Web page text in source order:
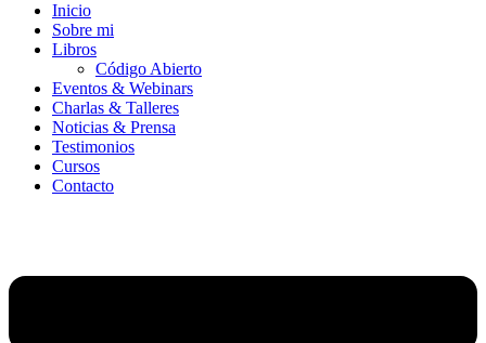
Inicio
Sobre mi
Libros
Código Abierto
Eventos & Webinars
Charlas & Talleres
Noticias & Prensa
Testimonios
Cursos
Contacto